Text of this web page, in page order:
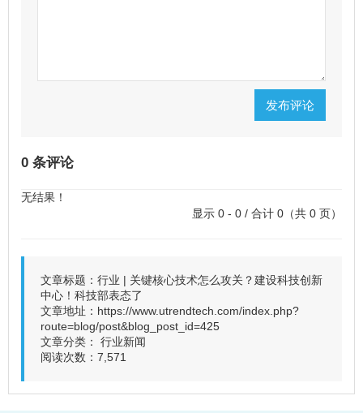
发布评论
0 条评论
无结果！
显示 0 - 0 / 合计 0（共 0 页）
文章标题：行业 | 关键核心技术怎么攻关？建设科技创新
中心！科技部表态了
文章地址： https://www.utrendtech.com/index.php?
route=blog/post&blog_post_id=425
文章分类： 行业新闻
阅读次数：7,571